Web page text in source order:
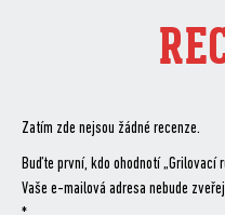
Zatím zde nejsou žádné recenze.
Buďte první, kdo ohodnotí „Grilovací
Vaše e-mailová adresa nebude